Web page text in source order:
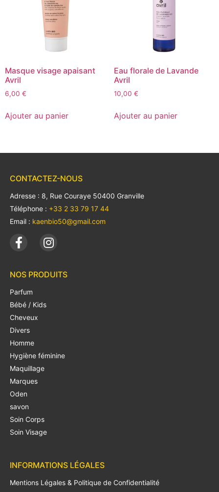
Masque visage apaisant
Avril
6,00 €
Ajouter au panier
Eau florale de Lavande
Avril
10,00 €
Ajouter au panier
CONTACTEZ-NOUS
Adresse : 8, Rue Couraye 50400 Granville
Téléphone : +33 2 33 79 17 44
Email : kaenbio50@gmail.com
NOS PRODUITS
Parfum
Bébé / Kids
Cheveux
Divers
Homme
Hygiène féminine
Maquillage
Marques
Oden
savon
Soin Corps
Soin Visage
INFORMATIONS LÉGALES
Mentions Légales & Politique de Confidentialité